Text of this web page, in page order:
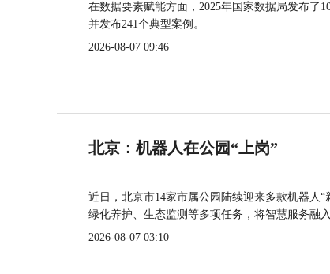
在数据要素赋能方面，2025年国家数据局发布了
并发布241个典型案例。
2026-08-07 09:46
北京：机器人在公园“上岗”
近日，北京市14家市属公园陆续迎来多款机器人
绿化养护、生态监测等多项任务，将智慧服务融入
2026-08-07 03:10